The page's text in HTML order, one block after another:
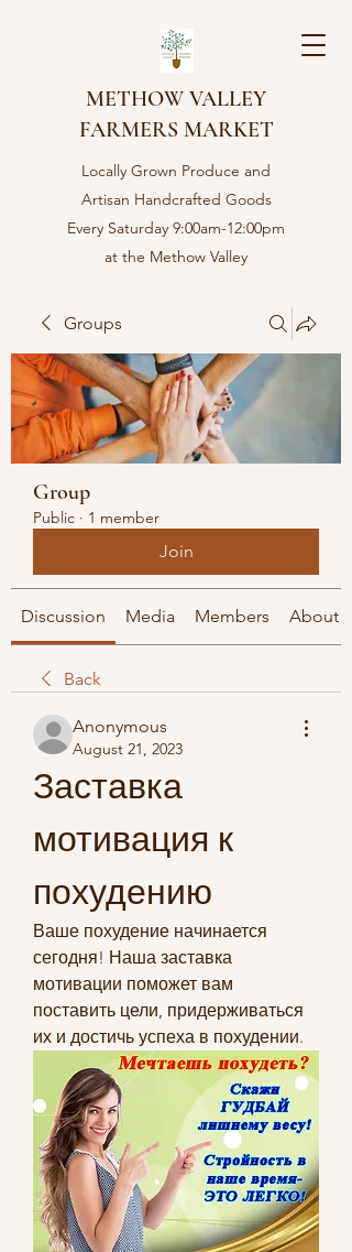
METHOW VALLEY
FARMERS MARKET
Locally Grown Produce and
Artisan Handcrafted Goods
Every Saturday 9:00am-12:00pm
at the Methow Valley
Groups
Group
Public · 1 member
Join
Discussion Media Members About
Back
Anonymous
August 21, 2023
Заставка
мотивация к
похудению
Ваше похудение начинается
сегодня! Наша заставка
мотивации поможет вам
поставить цели, придерживаться
их и достичь успеха в похудении.